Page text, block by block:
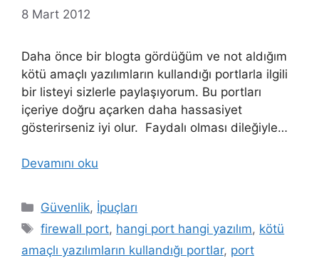
8 Mart 2012
Daha önce bir blogta gördüğüm ve not aldığım
kötü amaçlı yazılımların kullandığı portlarla ilgili
bir listeyi sizlerle paylaşıyorum. Bu portları
içeriye doğru açarken daha hassasiyet
gösterirseniz iyi olur. Faydalı olması dileğiyle…
Devamını oku
Kategoriler
Güvenlik, İpuçları
Etiketler
firewall port, hangi port hangi yazılım, kötü
amaçlı yazılımların kullandığı portlar, port